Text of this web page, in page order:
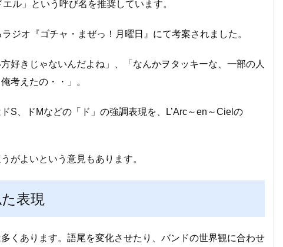
ル」という呼び名を推奨しています。
ジオ『ゴチャ・まぜっ！月曜日』にて考案されました。
好きじゃないんだよね」、「なんかヲタッキーな、一部の人
考えたの・・」。
S、ドMなどの「ド」の強調表現を、L’Arc～en～Cielの
がよいという意見もあります。
表現
くあります。語尾を変化させたり、バンドの世界観に合わせ